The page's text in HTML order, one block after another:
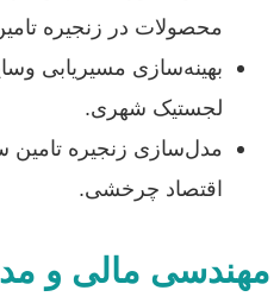
محصولات در زنجیره
بهینه‌سازی مسیر‌یابی
لجستیک شهری.
مدل‌سازی زنجیره تامین
اقتصاد چرخشی.
مهندسی مالی و